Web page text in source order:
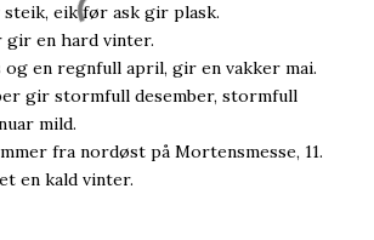
eik før ask gir plask.
en hard vinter.
og en regnfull april, gir en vakker mai.
gir stormfull desember, stormfull
mild.
fra nordøst på Mortensmesse, 11.
en kald vinter.